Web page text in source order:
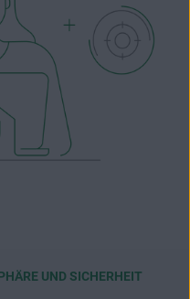
UND SICHERHEIT